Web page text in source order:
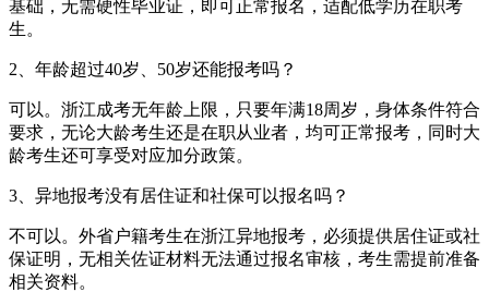
基础，无需硬性毕业证，即可正常报名，适配低学历在职考
生。
2、年龄超过40岁、50岁还能报考吗？
可以。浙江成考无年龄上限，只要年满18周岁，身体条件符合
要求，无论大龄考生还是在职从业者，均可正常报考，同时大
龄考生还可享受对应加分政策。
3、异地报考没有居住证和社保可以报名吗？
不可以。外省户籍考生在浙江异地报考，必须提供居住证或社
保证明，无相关佐证材料无法通过报名审核，考生需提前准备
相关资料。